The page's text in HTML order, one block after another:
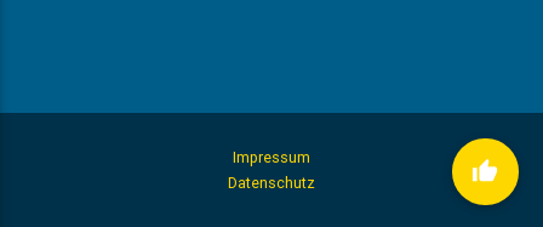
Impressum
Datenschutz
thumb_up